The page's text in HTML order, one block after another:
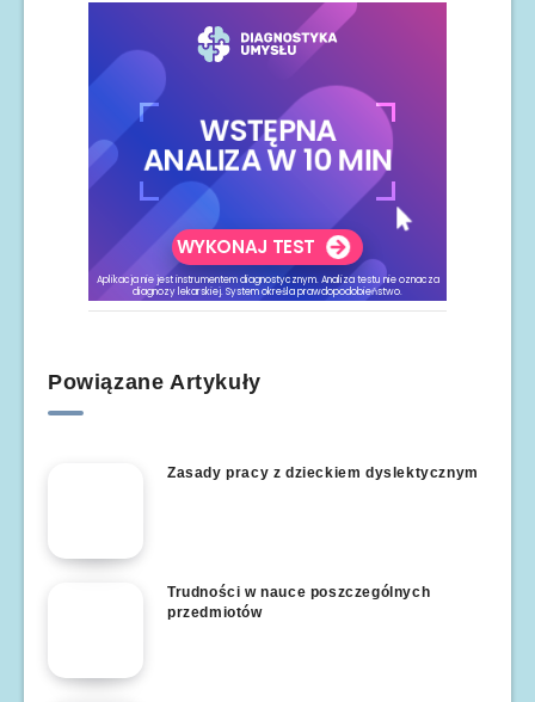
Powiązane Artykuły
Zasady pracy z dzieckiem dyslektycznym
Trudności w nauce poszczególnych
przedmiotów